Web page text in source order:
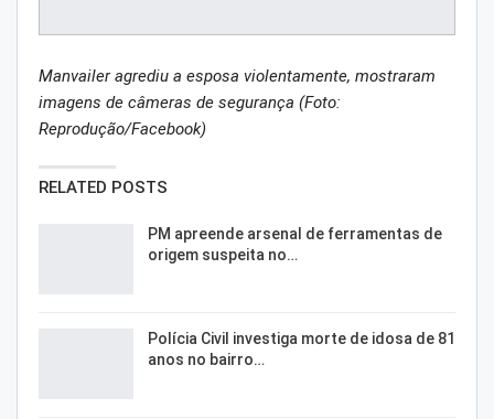
Manvailer agrediu a esposa violentamente, mostraram
imagens de câmeras de segurança (Foto:
Reprodução/Facebook)
RELATED POSTS
PM apreende arsenal de ferramentas de
origem suspeita no…
Polícia Civil investiga morte de idosa de 81
anos no bairro…